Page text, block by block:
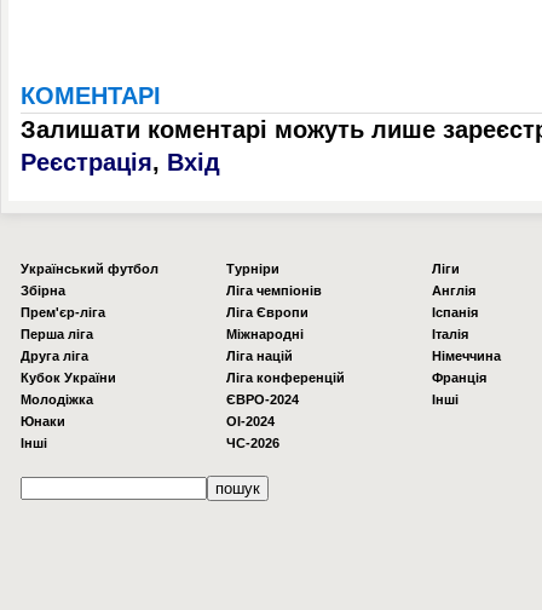
КОМЕНТАРІ
Залишати коментарі можуть лише
Реєстрація, Вхід
Українcький футбол
Збірна
Прем'єр-ліга
Перша ліга
Друга ліга
Кубок України
Молодіжка
Юнаки
Інші
Турніри
Ліга чемпіонів
Ліга Європи
Міжнародні
Ліга націй
Ліга конференцій
ЄВРО-2024
OI-2024
ЧС-2026
Ліги
Англія
Іспанія
Італія
Німеччина
Франція
Інші